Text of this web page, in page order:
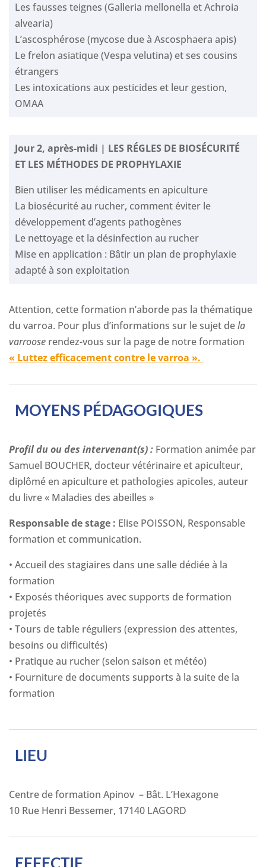
Les fausses teignes (Galleria mellonella et Achroia
alvearia)
L’ascosphérose (mycose due à Ascosphaera apis)
Le frelon asiatique (Vespa velutina) et ses cousins
étrangers
Les intoxications aux pesticides et leur gestion,
OMAA
Jour 2, après-midi | LES RÉGLES DE BIOSÉCURITÉ
ET LES MÉTHODES DE PROPHYLAXIE
Bien utiliser les médicaments en apiculture
La biosécurité au rucher, comment éviter le
développement d’agents pathogènes
Le nettoyage et la désinfection au rucher
Mise en application : Bâtir un plan de prophylaxie
adapté à son exploitation
Attention, cette formation n’aborde pas la thématique
du varroa. Pour plus d’informations sur le sujet dela
varroose rendez-vous sur la page de notre formation
« Luttez efficacement contre le varroa ».
MOYENS PÉDAGOGIQUES
Profil du ou des intervenant(s) : Formation animée par
Samuel BOUCHER, docteur vétérinaire et apiculteur,
diplômé en apiculture et pathologies apicoles, auteur
du livre « Maladies des abeilles »
Responsable de stage : Elise POISSON, Responsable
formation et communication.
• Accueil des stagiaires dans une salle dédiée à la
formation
• Exposés théoriques avec supports de formation
projetés
• Tours de table réguliers (expression des attentes,
besoins ou difficultés)
• Pratique au rucher (selon saison et météo)
• Fourniture de documents supports à la suite de la
formation
LIEU
Centre de formation Apinov – Bât. L’Hexagone
10 Rue Henri Bessemer, 17140 LAGORD
EFFECTIF